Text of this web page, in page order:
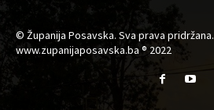
© Županija Posavska. Sva prava pridržana.
www.zupanijaposavska.ba ® 2022